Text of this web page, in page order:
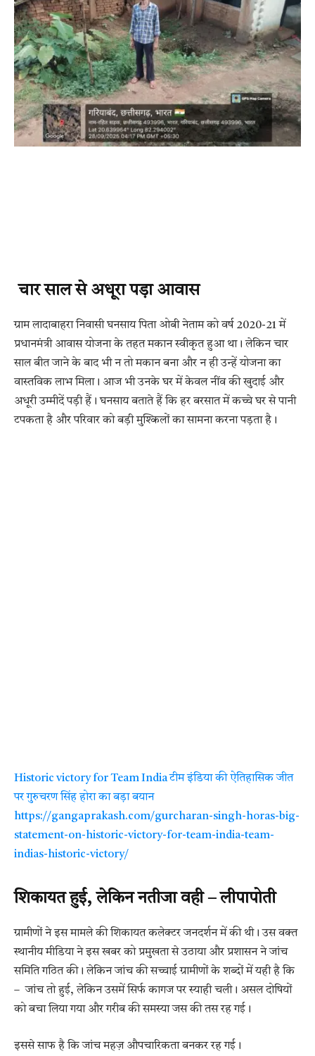
चार साल से अधूरा पड़ा आवास
ग्राम लादाबाहरा निवासी घनसाय पिता ओबी नेताम को वर्ष 2020-21 में
प्रधानमंत्री आवास योजना के तहत मकान स्वीकृत हुआ था। लेकिन चार
साल बीत जाने के बाद भी न तो मकान बना और न ही उन्हें योजना का
वास्तविक लाभ मिला। आज भी उनके घर में केवल नींव की खुदाई और
अधूरी उम्मीदें पड़ी हैं। घनसाय बताते हैं कि हर बरसात में कच्चे घर से पानी
टपकता है और परिवार को बड़ी मुश्किलों का सामना करना पड़ता है।
Historic victory for Team India टीम इंडिया की ऐतिहासिक जीत
पर गुरुचरण सिंह होरा का बड़ा बयान
https://gangaprakash.com/gurcharan-singh-horas-big-
statement-on-historic-victory-for-team-india-team-
indias-historic-victory/
शिकायत हुई, लेकिन नतीजा वही – लीपापोती
ग्रामीणों ने इस मामले की शिकायत कलेक्टर जनदर्शन में की थी। उस वक्त
स्थानीय मीडिया ने इस खबर को प्रमुखता से उठाया और प्रशासन ने जांच
समिति गठित की। लेकिन जांच की सच्चाई ग्रामीणों के शब्दों में यही है कि
– जांच तो हुई, लेकिन उसमें सिर्फ कागज पर स्याही चली। असल दोषियों
को बचा लिया गया और गरीब की समस्या जस की तस रह गई।
इससे साफ है कि जांच महज़ औपचारिकता बनकर रह गई।